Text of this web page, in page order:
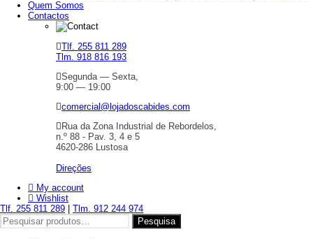
Quem Somos
Contactos
Tlf. 255 811 289
Tlm. 918 816 193
Segunda — Sexta,
9:00 — 19:00
comercial@lojadoscabides.com
Rua da Zona Industrial de Rebordelos,
n.º 88 - Pav. 3, 4 e 5
4620-286 Lustosa
Direções
My account
Wishlist
Tlf. 255 811 289
Tlm. 912 244 974
Pesquisar
por:
Pesquisa